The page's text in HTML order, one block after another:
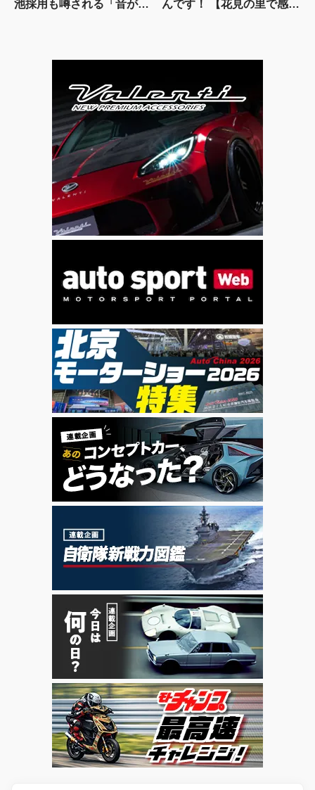
池採用も噂される「音がし
んです！ 【花見の里で感謝